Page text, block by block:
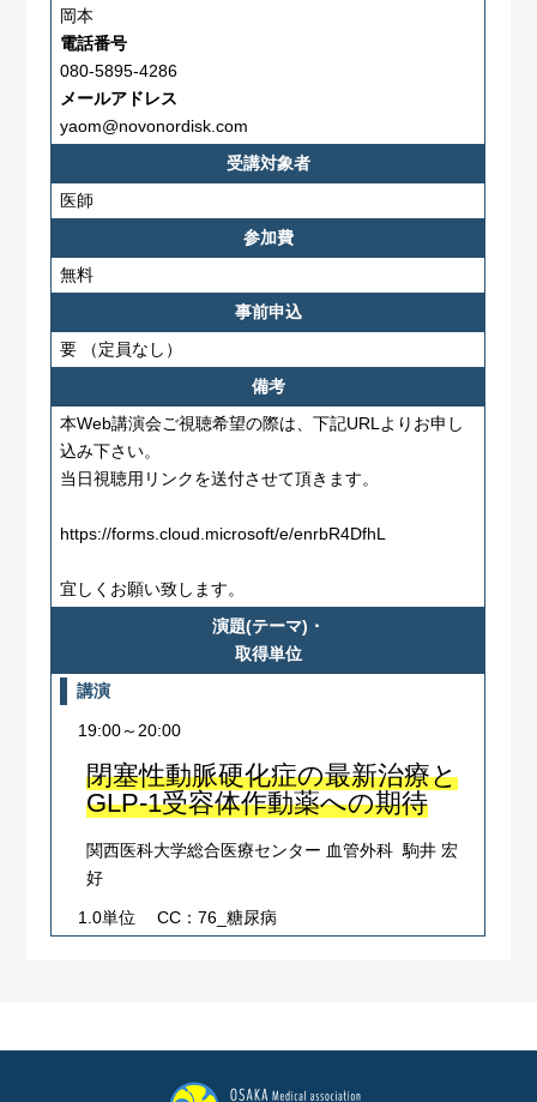
岡本
電話番号
080-5895-4286
メールアドレス
yaom@novonordisk.com
受講対象者
医師
参加費
無料
事前申込
要
（定員なし）
備考
本Web講演会ご視聴希望の際は、下記URLよりお申し
込み下さい。
当日視聴用リンクを送付させて頂きます。
https://forms.cloud.microsoft/e/enrbR4DfhL
宜しくお願い致します。
演題(テーマ)・
取得単位
講演
19:00～20:00
閉塞性動脈硬化症の最新治療と
GLP-1受容体作動薬への期待
関西医科大学総合医療センター 血管外科 駒井 宏
好
1.0単位 CC：76_糖尿病